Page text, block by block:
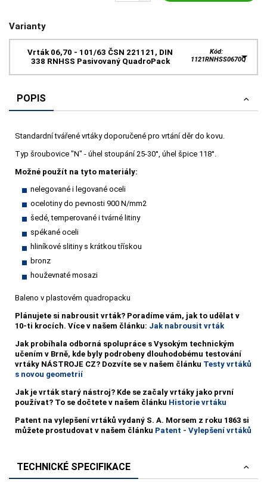
Varianty
Vrták 06,70 - 101/63 ČSN 221121, DIN
338 RNHSS Pasivovaný QuadroPack
Kód:
1121RNHSS0670Q
POPIS
Standardní tvářené vrtáky doporučené pro vrtání děr do kovu.
Typ šroubovice "N" - úhel stoupání 25-30°, úhel špice 118°.
Možné použít na tyto materiály:
nelegované i legované oceli
ocelotiny do pevnosti 900 N/mm2
šedé, temperované i tvárné litiny
spékané oceli
hliníkové slitiny s krátkou třískou
bronz
houževnaté mosazi
Baleno v plastovém quadropacku
Plánujete si nabrousit vrták? Poradíme vám, jak to udělat v
10-ti krocích. Více v našem článku: Jak nabrousit vrták
Jak probíhala odborná spolupráce s Vysokým technickým
učením v Brně, kde byly podrobeny dlouhodobému testování
vrtáky NÁSTROJE CZ? Dozvíte se v našem článku Testy vrtáků
s novou geometrií
Jak je vrták starý nástroj? Kde se začaly vrtáky jako první
používat? To se dočtete v našem článku Historie vrtáku
Patent na vylepšení vrtáků vydaný S. A. Morsem z roku 1863 si
můžete prostudovat v našem článku Patent - Vylepšení vrtáků
TECHNICKÉ SPECIFIKACE